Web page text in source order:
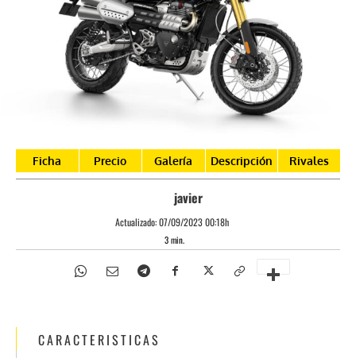
Ficha Precio Galería Descripción Rivales
javier
Actualizado:07/09/2023 00:18h
3min.
CARACTERISTICAS